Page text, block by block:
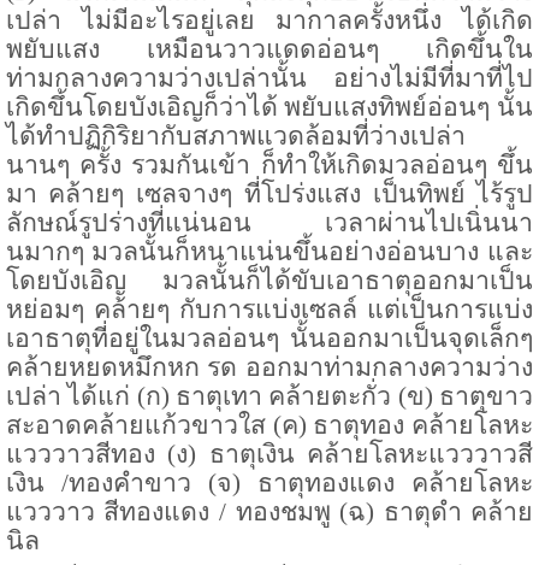
เปล่า ไม่มีอะไรอยู่เลย มากาลครั้งหนึ่ง ได้เกิด
พยับแสง เหมือนวาวแดดอ่อนๆ เกิดขึ้นใน
ท่ามกลางความว่างเปล่านั้น อย่างไม่มีที่มาที่ไป
เกิดขึ้นโดยบังเอิญก็ว่าได้ พยับแสงทิพย์อ่อนๆ นั้น
ได้ทำปฏิกิริยากับสภาพแวดล้อมที่ว่างเปล่า
นานๆ ครั้ง รวมกันเข้า ก็ทำให้เกิดมวลอ่อนๆ ขึ้น
มา คล้ายๆ เซลจางๆ ที่โปร่งแสง เป็นทิพย์ ไร้รูป
ลักษณ์รูปร่างที่แน่นอน เวลาผ่านไปเนิ่นนา
นมากๆ มวลนั้นก็หนาแน่นขึ้นอย่างอ่อนบาง และ
โดยบังเอิญ มวลนั้นก็ได้ขับเอาธาตุออกมาเป็น
หย่อมๆ คล้ายๆ กับการแบ่งเซลล์ แต่เป็นการแบ่ง
เอาธาตุที่อยู่ในมวลอ่อนๆ นั้นออกมาเป็นจุดเล็กๆ
คล้ายหยดหมึกหก รด ออกมาท่ามกลางความว่าง
เปล่า ได้แก่ (ก) ธาตุเทา คล้ายตะกั่ว (ข) ธาตุขาว
สะอาดคล้ายแก้วขาวใส (ค) ธาตุทอง คล้ายโลหะ
แวววาวสีทอง (ง) ธาตุเงิน คล้ายโลหะแวววาวสี
เงิน /ทองคำขาว (จ) ธาตุทองแดง คล้ายโลหะ
แวววาว สีทองแดง / ทองชมพู (ฉ) ธาตุดำ คล้าย
นิล